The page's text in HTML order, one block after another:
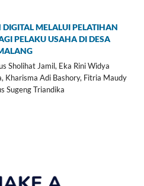
MELALUI PELATIHAN
PELAKU USAHA DI DESA
Sholihat Jamil, Eka Rini Widya
Kharisma Adi Bashory, Fitria Maudy
Sugeng Triandika